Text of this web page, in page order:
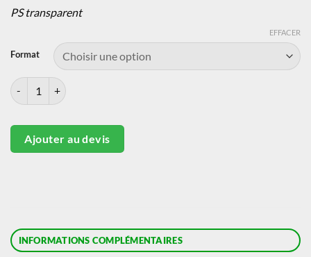
PS transparent
Format
EFFACER
quantité de Couverts réutilisables
Ajouter au devis
INFORMATIONS COMPLÉMENTAIRES